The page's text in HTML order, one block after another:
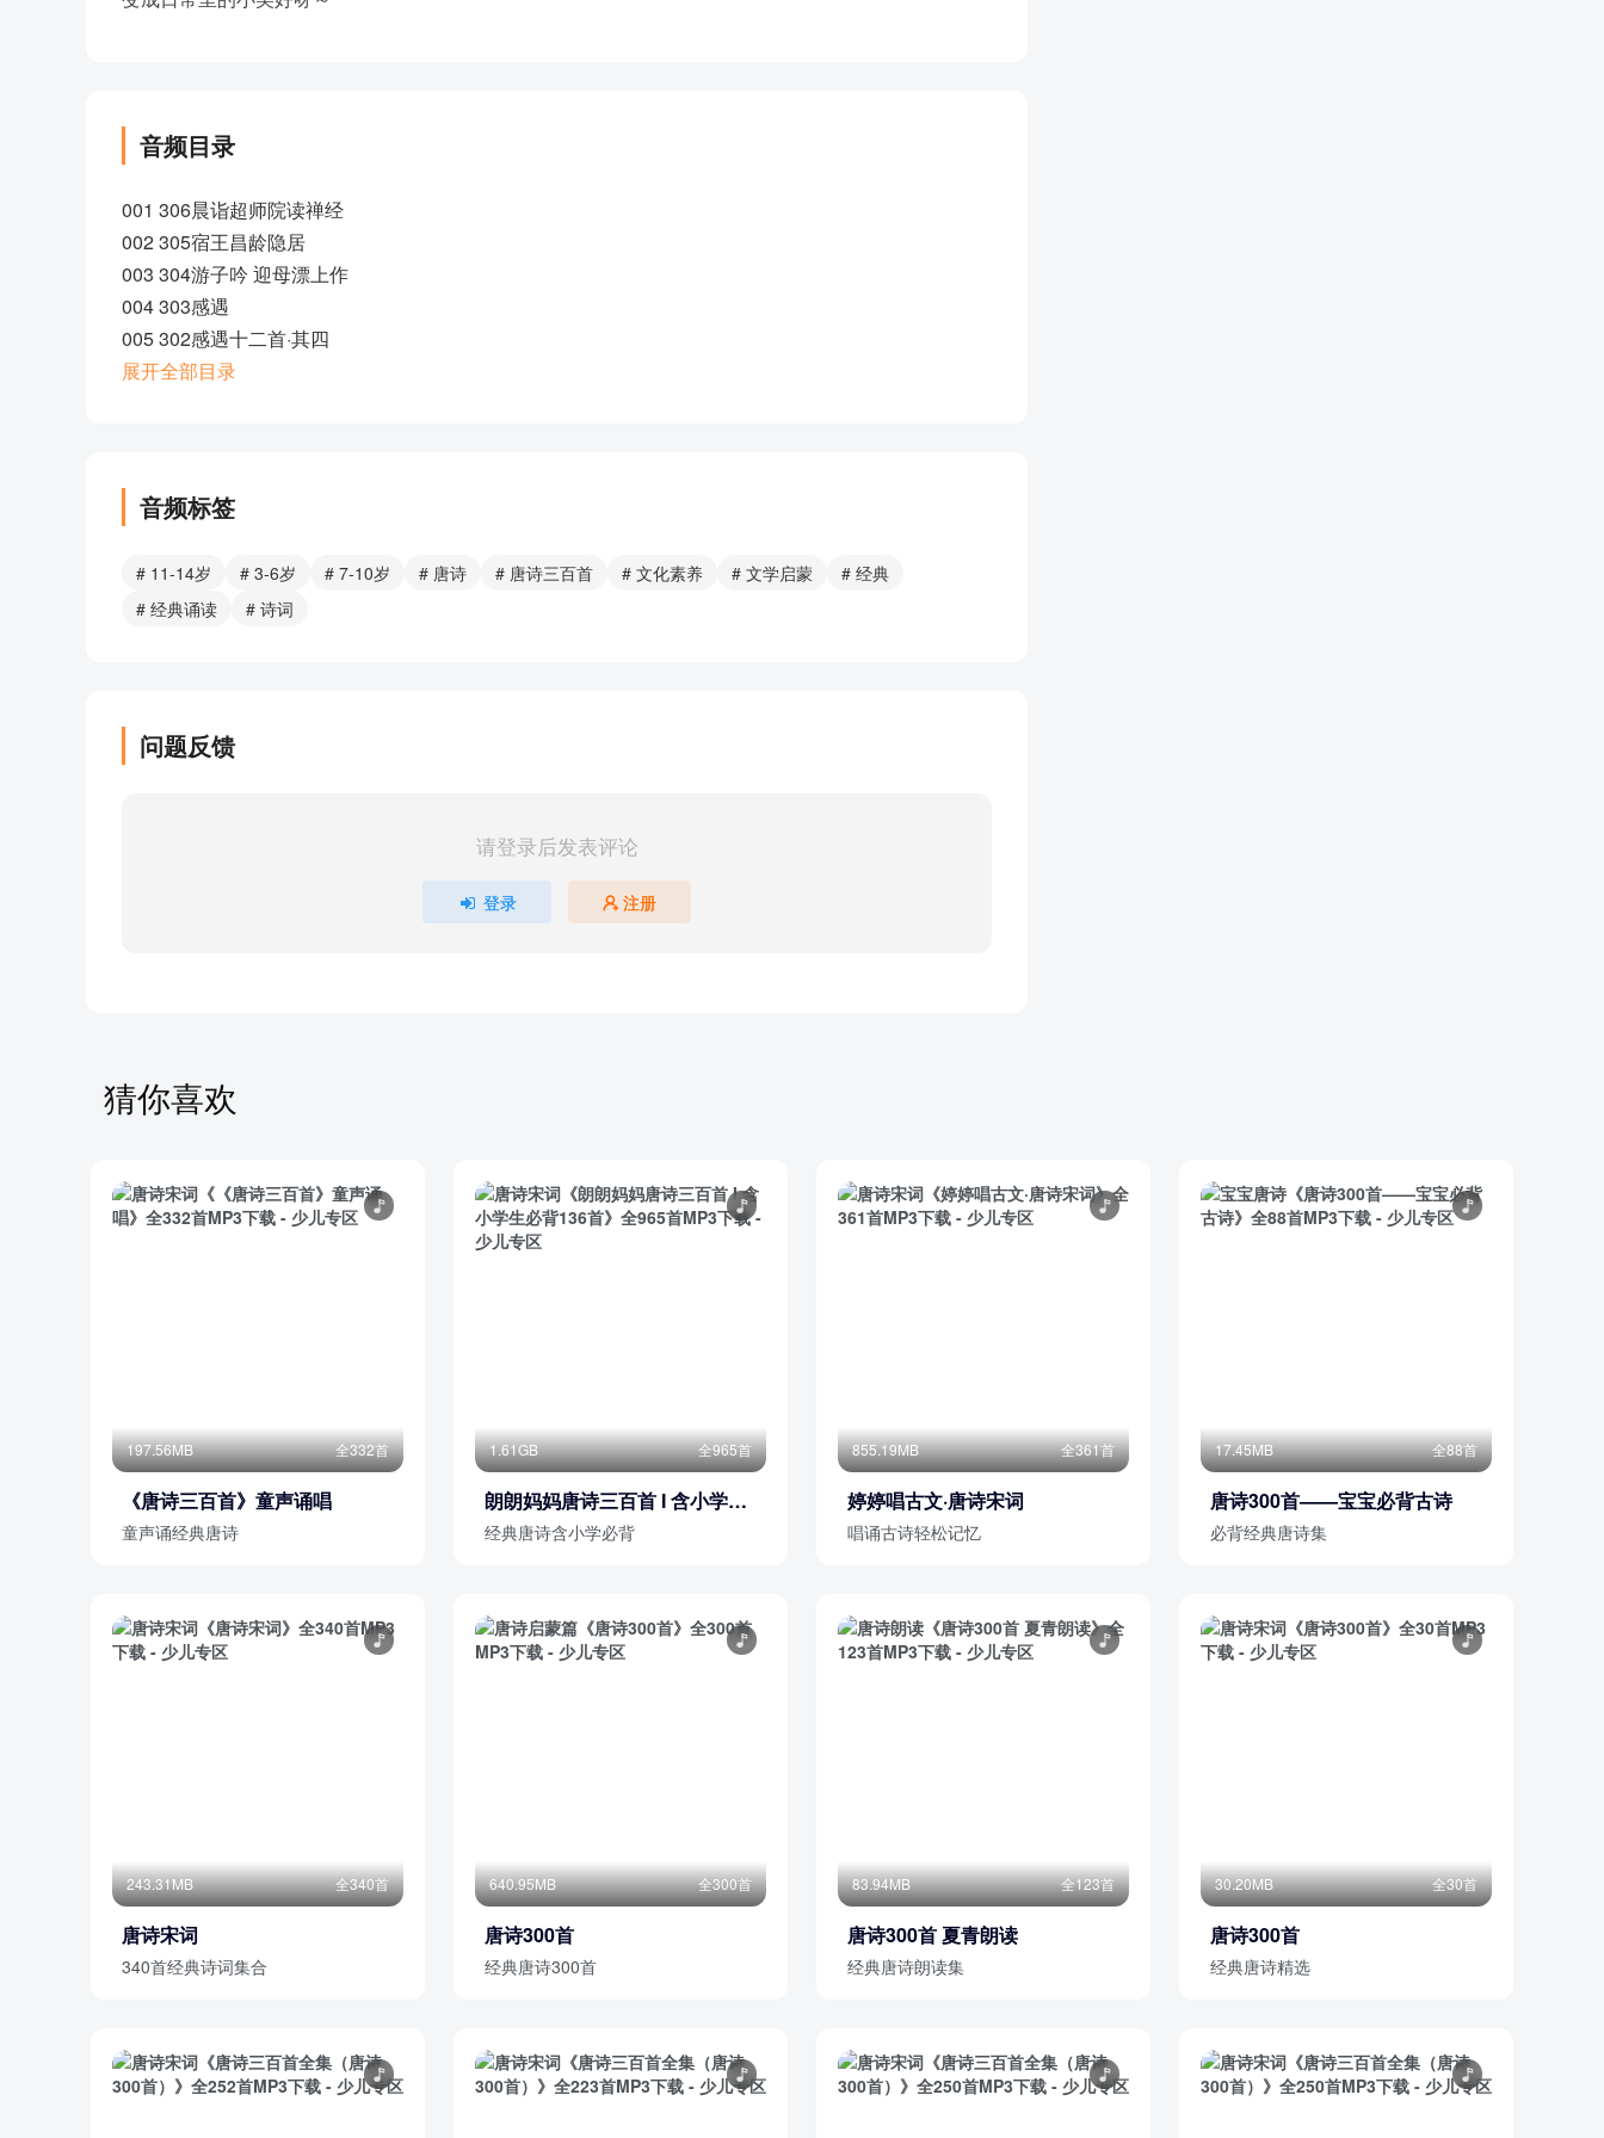
音频目录
001 306晨诣超师院读禅经
002 305宿王昌龄隐居
003 304游子吟 迎母漂上作
004 303感遇
005 302感遇十二首·其四
006 301与高适薛据同登慈恩寺浮图
010 297琴歌
011 296古意
012 295梦李白二首·其一
013 294梦李白二首·其二
017 290子夜四时歌·夏歌
018 289陇西行四首
028 279听弹琴
029 278出塞
部分目录展示 ▶ 下载后解锁 250 首完整音频
展开全部目录
音频标签
# 11-14岁 # 3-6岁 # 7-10岁 # 唐诗 # 唐诗三百首 # 文化素养 # 文学启蒙
# 经典
# 经典诵读
# 诗词
问题反馈
请登录后发表评论
登录 注册
猜你喜欢
197.56MB 全332首
《唐诗三百首》童声诵唱
童声诵经典唐诗
1.61GB 全965首
朗朗妈妈唐诗三百首 I 含小学生
必背136首
经典唐诗含小学必背
855.19MB 全361首
婷婷唱古文·唐诗宋词
唱诵古诗轻松记忆
17.45MB 全88首
唐诗300首——宝宝必背古诗
必背经典唐诗集
243.31MB 全340首
唐诗宋词
340首经典诗词集合
640.95MB 全300首
唐诗300首
经典唐诗300首
83.94MB 全123首
唐诗300首 夏青朗读
经典唐诗朗读集
30.20MB 全30首
唐诗300首
经典唐诗精选